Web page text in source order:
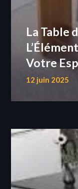
La Table
Votre
12 juin 2025